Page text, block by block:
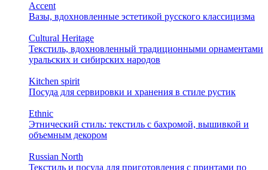
Accent
Вазы, вдохновленные эстетикой русского классицизма
Cultural Heritage
Текстиль, вдохновленный традиционными орнаментами
уральских и сибирских народов
Kitchen spirit
Посуда для сервировки и хранения в стиле рустик
Ethnic
Этнический стиль: текстиль с бахромой, вышивкой и
объемным декором
Russian North
Текстиль и посуда для приготовления с принтами по